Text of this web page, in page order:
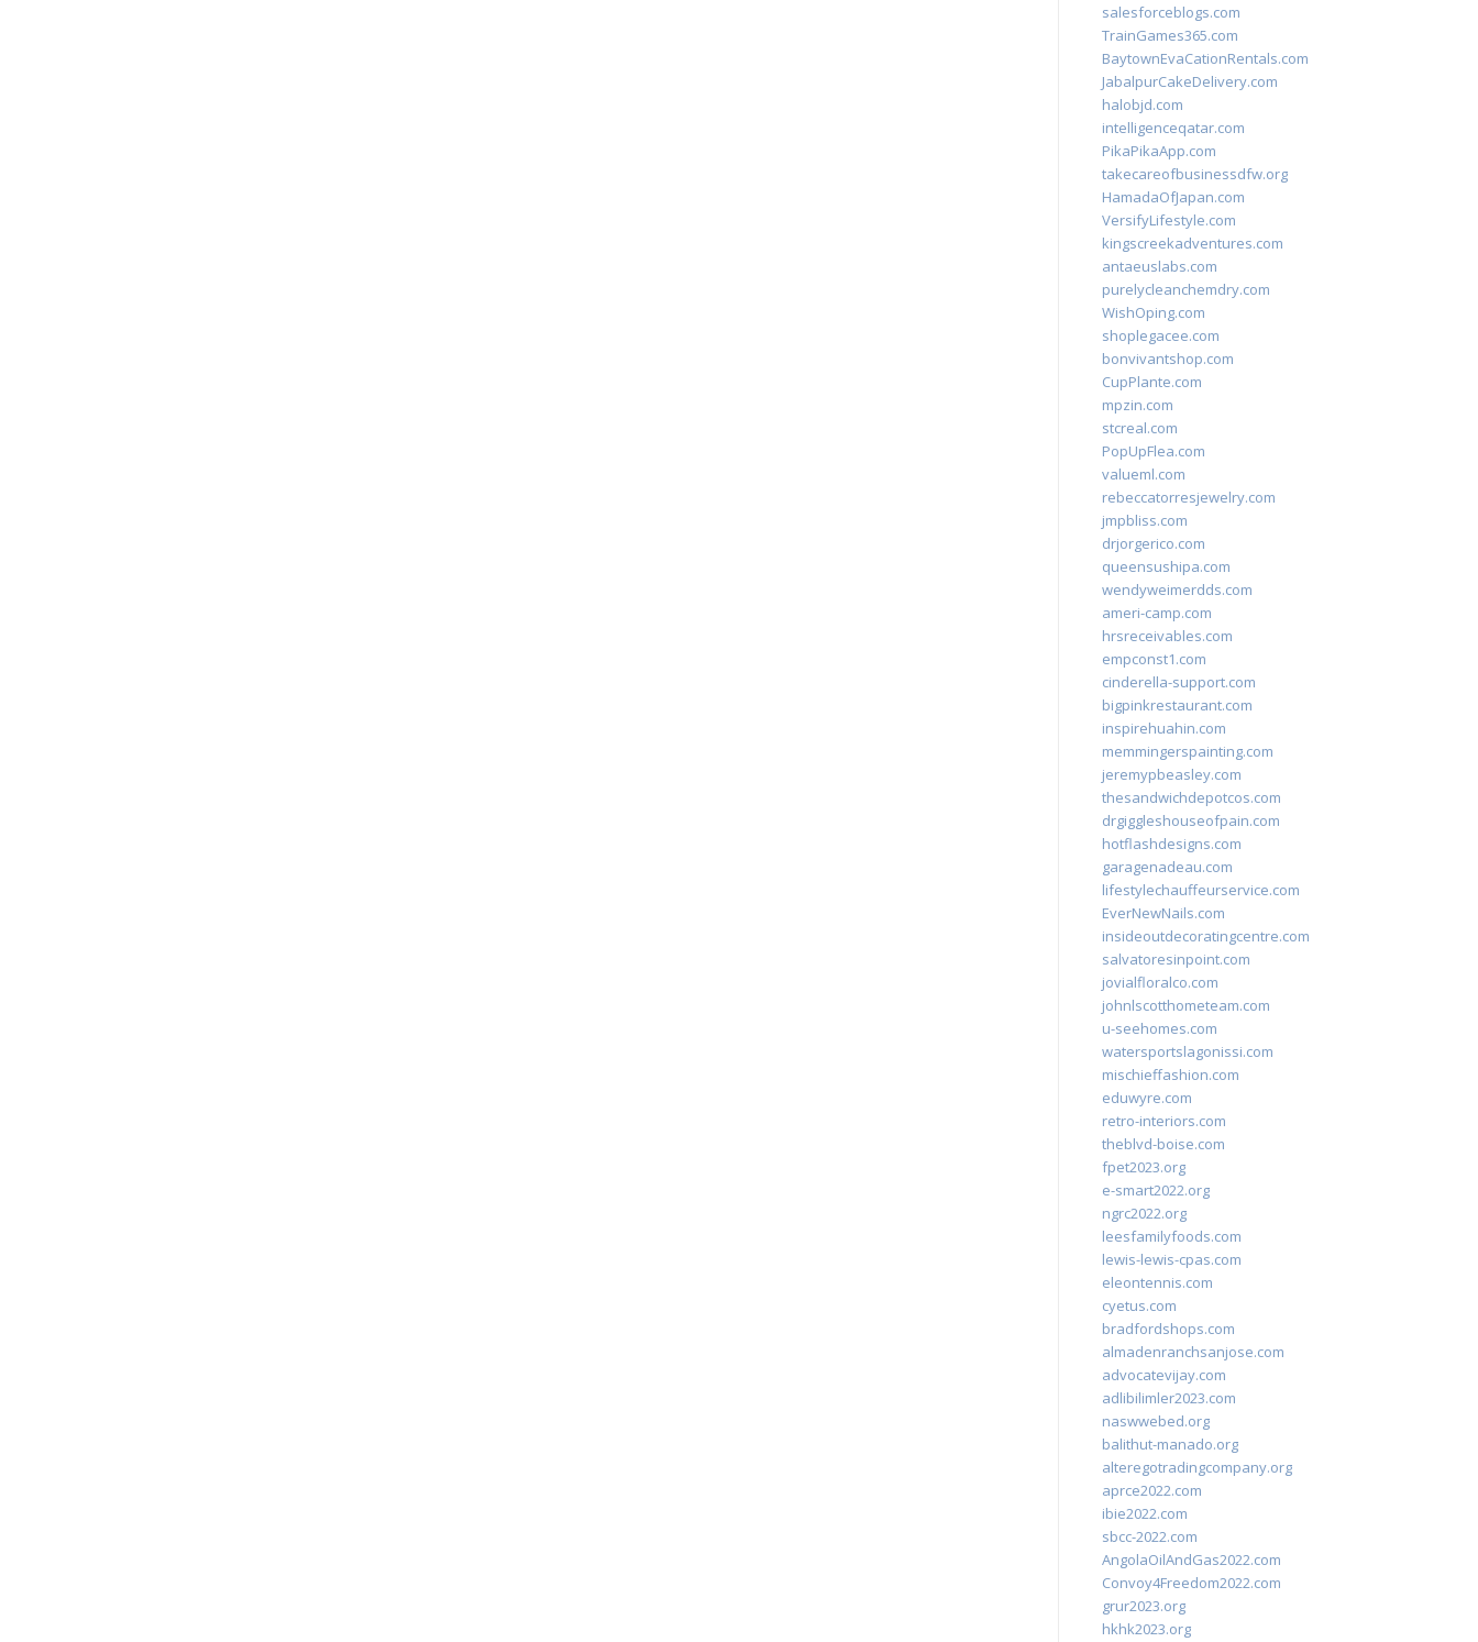
salesforceblogs.com
TrainGames365.com
BaytownEvaCationRentals.com
JabalpurCakeDelivery.com
halobjd.com
intelligenceqatar.com
PikaPikaApp.com
takecareofbusinessdfw.org
HamadaOfJapan.com
VersifyLifestyle.com
kingscreekadventures.com
antaeuslabs.com
purelycleanchemdry.com
WishOping.com
shoplegacee.com
bonvivantshop.com
CupPlante.com
mpzin.com
stcreal.com
PopUpFlea.com
valueml.com
rebeccatorresjewelry.com
jmpbliss.com
drjorgerico.com
queensushipa.com
wendyweimerdds.com
ameri-camp.com
hrsreceivables.com
empconst1.com
cinderella-support.com
bigpinkrestaurant.com
inspirehuahin.com
memmingerspainting.com
jeremypbeasley.com
thesandwichdepotcos.com
drgiggleshouseofpain.com
hotflashdesigns.com
garagenadeau.com
lifestylechauffeurservice.com
EverNewNails.com
insideoutdecoratingcentre.com
salvatoresinpoint.com
jovialfloralco.com
johnlscotthometeam.com
u-seehomes.com
watersportslagonissi.com
mischieffashion.com
eduwyre.com
retro-interiors.com
theblvd-boise.com
fpet2023.org
e-smart2022.org
ngrc2022.org
leesfamilyfoods.com
lewis-lewis-cpas.com
eleontennis.com
cyetus.com
bradfordshops.com
almadenranchsanjose.com
advocatevijay.com
adlibilimler2023.com
naswwebed.org
balithut-manado.org
alteregotradingcompany.org
aprce2022.com
ibie2022.com
sbcc-2022.com
AngolaOilAndGas2022.com
Convoy4Freedom2022.com
grur2023.org
hkhk2023.org